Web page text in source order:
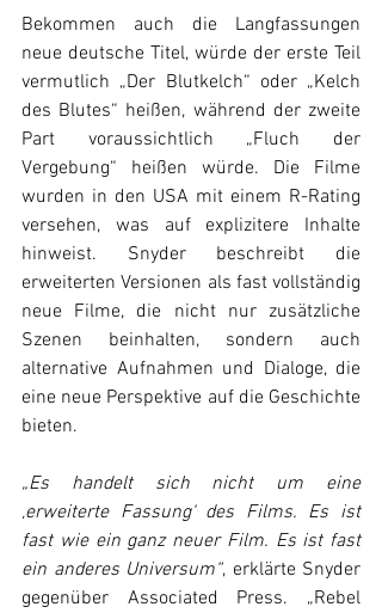
Bekommen auch die Langfassungen
neue deutsche Titel, würde der erste Teil
vermutlich „Der Blutkelch“ oder „Kelch
des Blutes“ heißen, während der zweite
Part voraussichtlich „Fluch der
Vergebung“ heißen würde. Die Filme
wurden in den USA mit einem R-Rating
versehen, was auf explizitere Inhalte
hinweist. Snyder beschreibt die
erweiterten Versionen als fast vollständig
neue Filme, die nicht nur zusätzliche
Szenen beinhalten, sondern auch
alternative Aufnahmen und Dialoge, die
eine neue Perspektive auf die Geschichte
bieten.
„Es handelt sich nicht um eine
‚erweiterte Fassung‘ des Films. Es ist
fast wie ein ganz neuer Film. Es ist fast
ein anderes Universum“, erklärte Snyder
gegenüber Associated Press. „Rebel